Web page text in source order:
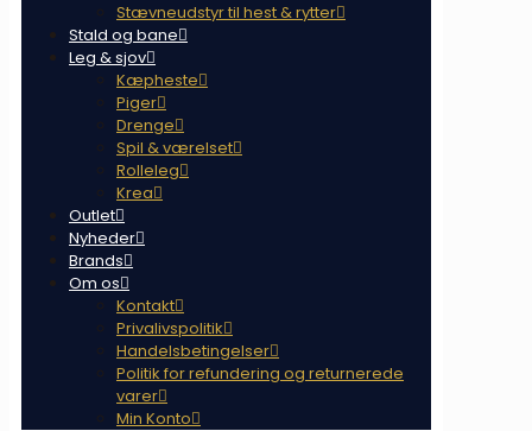
Stævneudstyr til hest & rytter
Stald og bane
Leg & sjov
Kæpheste
Piger
Drenge
Spil & værelset
Rolleleg
Krea
Outlet
Nyheder
Brands
Om os
Kontakt
Privalivspolitik
Handelsbetingelser
Politik for refundering og returnerede
varer
Min Konto